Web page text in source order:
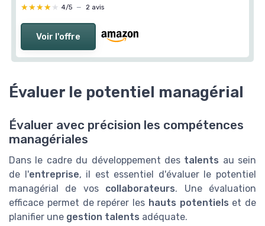
★★★★★
★★★★★ 4/5 — 2 avis
Voir l'offre
Évaluer le potentiel managérial
Évaluer avec précision les compétences
managériales
Dans le cadre du développement des talents au sein
de l'entreprise, il est essentiel d'évaluer le potentiel
managérial de vos collaborateurs. Une évaluation
efficace permet de repérer les hauts potentiels et de
planifier une gestion talents adéquate.